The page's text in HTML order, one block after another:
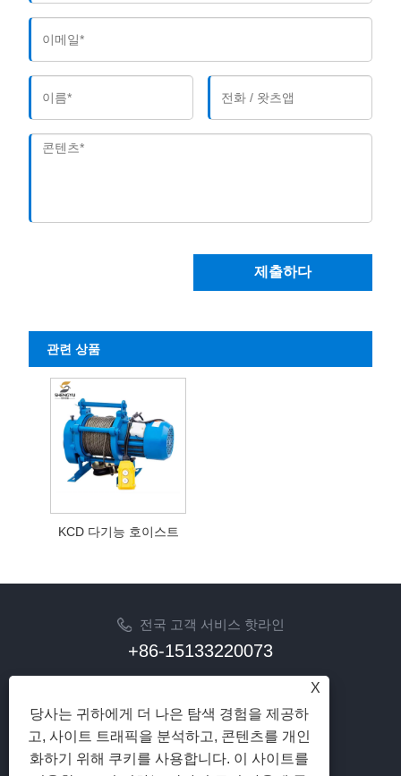
제출하다
관련 상품
KCD 다기능 호이스트
전국 고객 서비스 핫라인
+86-15133220073
sherry@syhoist.com
팔로우
X
당사는 귀하에게 더 나은 탐색 경험을 제공하
고, 사이트 트래픽을 분석하고, 콘텐츠를 개인
화하기 위해 쿠키를 사용합니다. 이 사이트를